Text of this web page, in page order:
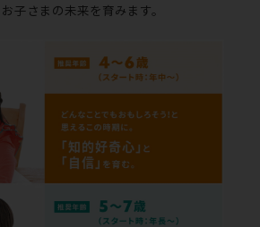
子さまの未来を育みます。